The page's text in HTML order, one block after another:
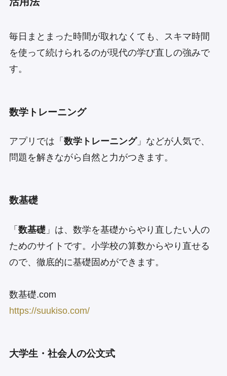
毎日まとまった時間が取れなくても、スキマ時間
を使って続けられるのが現代の学び直しの強みで
す。
数学トレーニング
アプリでは「 数学トレーニング」などが人気で、
問題を解きながら自然と力がつきます。
数基礎
「 数基礎」は、数学を基礎からやり直したい人の
ためのサイトです。小学校の算数からやり直せる
ので、徹底的に基礎固めができます。
数基礎.com
https://suukiso.com/
大学生・社会人の公文式